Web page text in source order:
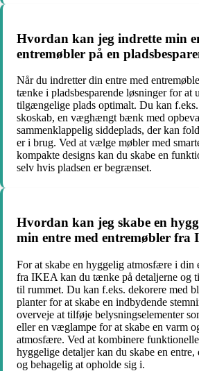
Hvordan kan jeg indrette min
entremøbler på en
Når du indretter din entre med
tænke i pladsbesparende løsninger for at
tilgængelige plads optimalt. Du kan
skoskab, en væghængt bænk med
sammenklappelig siddeplads, der kan
er i brug. Ved at vælge møbler med
kompakte designs kan du skabe en
selv hvis pladsen er begrænset.
Hvordan kan jeg skabe en
min entre med entremøbler fra
For at skabe en hyggelig atmosfære i din
fra IKEA kan du tænke på detaljerne og
til rummet. Du kan f.eks. dekorere med
planter for at skabe en indbydende
overveje at tilføje belysningselementer
eller en væglampe for at skabe en varm
atmosfære. Ved at kombinere
hyggelige detaljer kan du skabe en entre,
og behagelig at opholde sig i.